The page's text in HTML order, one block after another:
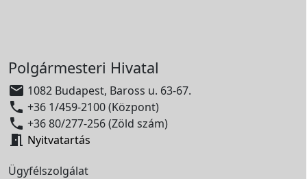
Polgármesteri Hivatal
 1082 Budapest, Baross u. 63-67.
 +36 1/459-2100 (Központ)
 +36 80/277-256 (Zöld szám)
 Nyitvatartás
Ügyfélszolgálat